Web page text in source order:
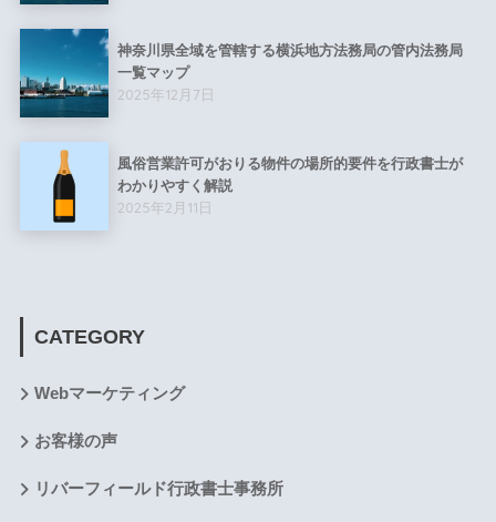
神奈川県全域を管轄する横浜地方法務局の管内法務局
一覧マップ
2025年12月7日
風俗営業許可がおりる物件の場所的要件を行政書士が
わかりやすく解説
2025年2月11日
CATEGORY
Webマーケティング
お客様の声
リバーフィールド行政書士事務所